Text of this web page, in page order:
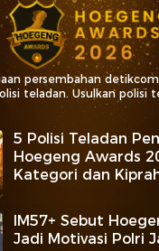
persembahan detikcom
teladan. Usulkan polisi
5 Polisi Teladan
Hoegeng Awards
Kategori dan
IM57+ Sebut
Jadi Motivasi Polri